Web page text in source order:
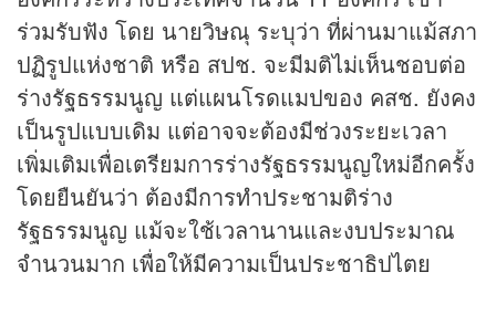
ร่วมรับฟัง โดย นายวิษณุ ระบุว่า ที่ผ่านมาแม้สภา
ปฏิรูปแห่งชาติ หรือ สปช. จะมีมติไม่เห็นชอบต่อ
ร่างรัฐธรรมนูญ แต่แผนโรดแมปของ คสช. ยังคง
เป็นรูปแบบเดิม แต่อาจจะต้องมีช่วงระยะเวลา
เพิ่มเติมเพื่อเตรียมการร่างรัฐธรรมนูญใหม่อีกครั้ง
โดยยืนยันว่า ต้องมีการทำประชามติร่าง
รัฐธรรมนูญ แม้จะใช้เวลานานและงบประมาณ
จำนวนมาก เพื่อให้มีความเป็นประชาธิปไตย